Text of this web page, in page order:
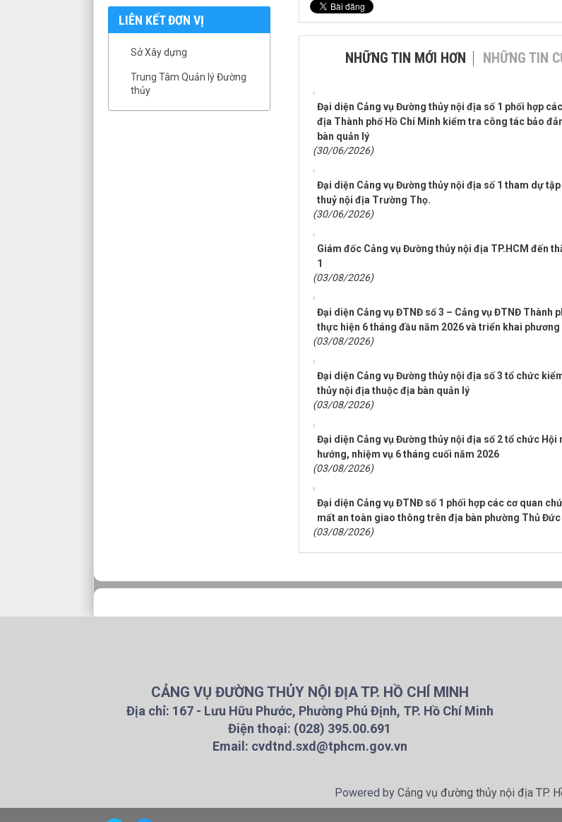
LIÊN KẾT ĐƠN VỊ
Sở Xây dựng
Trung Tâm Quản lý Đường
thủy
NHỮNG TIN MỚI HƠN NHỮNG TIN
Đại diện Cảng vụ Đường thủy nội địa số 1 phối hợp
địa Thành phố Hồ Chí Minh kiểm tra công tác bảo
bàn quản lý
(30/06/2026)
Đại diện Cảng vụ Đường thủy nội địa số 1 tham dự
thuỷ nội địa Trường Thọ.
(30/06/2026)
Giám đốc Cảng vụ Đường thủy nội địa TP.HCM đến
1
(03/08/2026)
Đại diện Cảng vụ ĐTNĐ số 3 – Cảng vụ ĐTNĐ Thành
thực hiện 6 tháng đầu năm 2026 và triển khai
(03/08/2026)
Đại diện Cảng vụ Đường thủy nội địa số 3 tổ chức
thủy nội địa thuộc địa bàn quản lý
(03/08/2026)
Đại diện Cảng vụ Đường thủy nội địa số 2 tổ chức
hướng, nhiệm vụ 6 tháng cuối năm 2026
(03/08/2026)
Đại diện Cảng vụ ĐTNĐ số 1 phối hợp các cơ quan
mất an toàn giao thông trên địa bàn phường Thủ Đức
(03/08/2026)
CẢNG VỤ ĐƯỜNG THỦY NỘI ĐỊA TP. HỒ CHÍ MINH
Địa chỉ: 167 - Lưu Hữu Phước, Phường Phú Định, TP. Hồ Chí Minh
Điện thoại: (028) 395.00.691
Email: cvdtnd.sxd@tphcm.gov.vn
Powered by Cảng vụ đường thủy nội địa TP.